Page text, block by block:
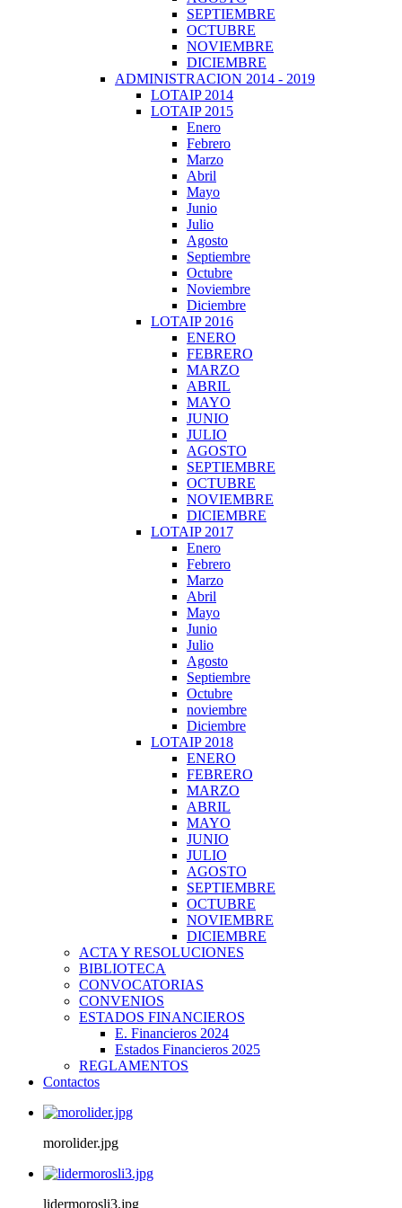
SEPTIEMBRE
OCTUBRE
NOVIEMBRE
DICIEMBRE
ADMINISTRACION 2014 - 2019
LOTAIP 2014
LOTAIP 2015
Enero
Febrero
Marzo
Abril
Mayo
Junio
Julio
Agosto
Septiembre
Octubre
Noviembre
Diciembre
LOTAIP 2016
ENERO
FEBRERO
MARZO
ABRIL
MAYO
JUNIO
JULIO
AGOSTO
SEPTIEMBRE
OCTUBRE
NOVIEMBRE
DICIEMBRE
LOTAIP 2017
Enero
Febrero
Marzo
Abril
Mayo
Junio
Julio
Agosto
Septiembre
Octubre
noviembre
Diciembre
LOTAIP 2018
ENERO
FEBRERO
MARZO
ABRIL
MAYO
JUNIO
JULIO
AGOSTO
SEPTIEMBRE
OCTUBRE
NOVIEMBRE
DICIEMBRE
ACTA Y RESOLUCIONES
BIBLIOTECA
CONVOCATORIAS
CONVENIOS
ESTADOS FINANCIEROS
E. Financieros 2024
Estados Financieros 2025
REGLAMENTOS
Contactos
morolider.jpg
lidermorosli3.jpg